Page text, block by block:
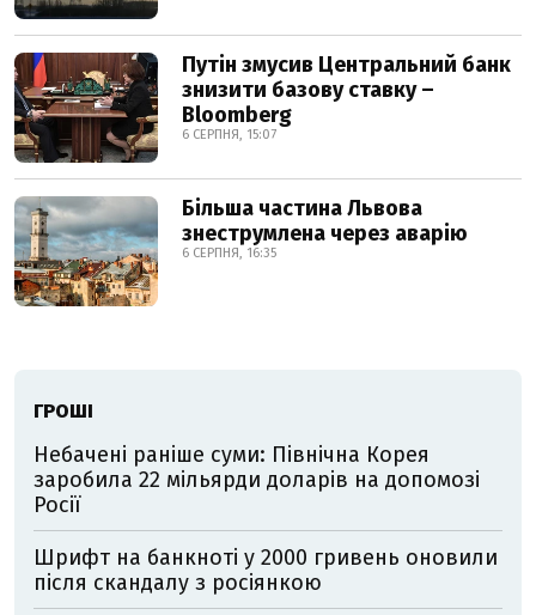
Путін змусив Центральний банк
знизити базову ставку –
Bloomberg
6 СЕРПНЯ, 15:07
Більша частина Львова
знеструмлена через аварію
6 СЕРПНЯ, 16:35
ГРОШІ
Небачені раніше суми: Північна Корея
заробила 22 мільярди доларів на допомозі
Росії
Шрифт на банкноті у 2000 гривень оновили
після скандалу з росіянкою